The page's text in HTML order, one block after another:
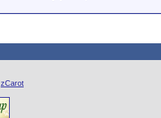
zCarot